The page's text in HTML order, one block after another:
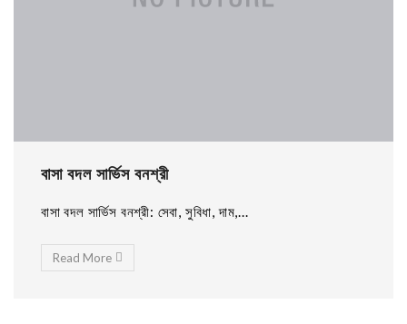
বাসা বদল সার্ভিস বনশ্রী
বাসা বদল সার্ভিস বনশ্রী: সেবা, সুবিধা, দাম,...
Read More